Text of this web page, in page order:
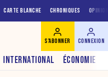
CARTE BLANCHE CHRONIQUES
INTERNATIONAL ÉCONOMIE
S'ABONNER CONNEXION